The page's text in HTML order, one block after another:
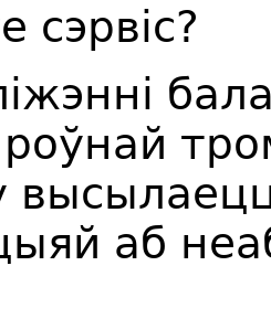
сэрвіс?
аб